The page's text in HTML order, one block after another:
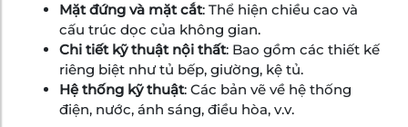
Mặt đứng và mặt cắt: Thể hiện chiều cao và
cấu trúc dọc của không gian.
Chi tiết kỹ thuật nội thất: Bao gồm các thiết kế
riêng biệt như tủ bếp, giường, kệ tủ.
Hệ thống kỹ thuật: Các bản vẽ về hệ thống
điện, nước, ánh sáng, điều hòa, v.v.